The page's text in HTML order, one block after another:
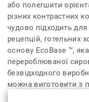
або полегшити
різних контрастних
чудово підходить
рецепцій, готельних
основу EcoBase ™,
перероблюваної
безвідходного
можна виготовити з
Gold, яка дозволяє